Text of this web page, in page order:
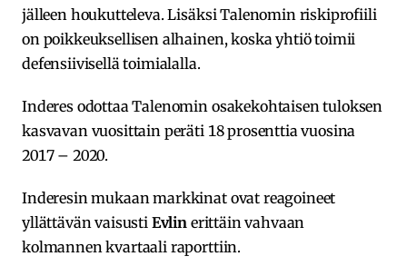
jälleen houkutteleva. Lisäksi Talenomin riskiprofiili
on poikkeuksellisen alhainen, koska yhtiö toimii
defensiivisellä toimialalla.
Inderes odottaa Talenomin osakekohtaisen tuloksen
kasvavan vuosittain peräti 18 prosenttia vuosina
2017 – 2020.
Inderesin mukaan markkinat ovat reagoineet
yllättävän vaisusti Evlin erittäin vahvaan
kolmannen kvartaali raporttiin.